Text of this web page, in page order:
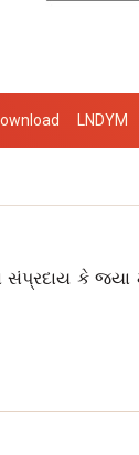
LNDYM
સંપ્રદાય કે જ્યા